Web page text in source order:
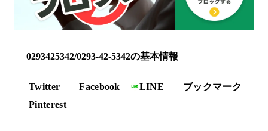
0293425342/0293-42-5342の基本情報
Twitter Facebook LINE
ブックマーク
Pinterest